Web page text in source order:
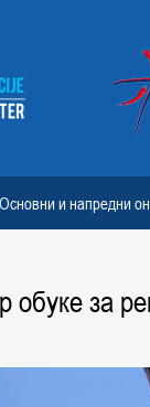
Основни и напредни
за